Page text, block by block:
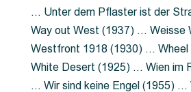
… Unter dem Pflaster ist der
Way out West (1937) … Weisse
Westfront 1918 (1930) …
White Desert (1925) … Wien im
… Wir sind keine Engel (1955) …